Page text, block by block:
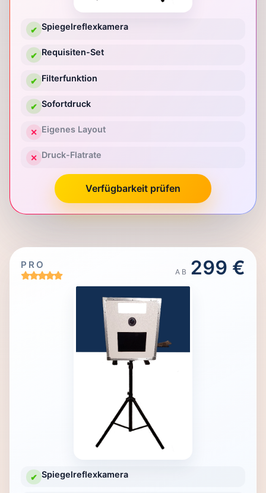
✔ Spiegelreflexkamera
✔ Requisiten-Set
✔ Filterfunktion
✔ Sofortdruck
✕ Eigenes Layout
✕ Druck-Flatrate
Verfügbarkeit prüfen
PRO
AB 299 €
✔ Spiegelreflexkamera